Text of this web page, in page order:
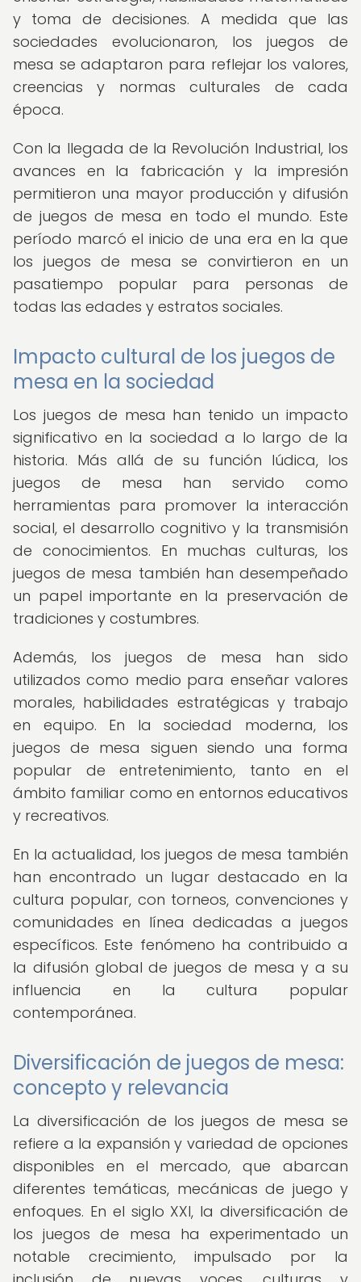
y toma de decisiones. A medida que las
sociedades evolucionaron, los juegos de
mesa se adaptaron para reflejar los valores,
creencias y normas culturales de cada
época.
Con la llegada de la Revolución Industrial, los
avances en la fabricación y la impresión
permitieron una mayor producción y difusión
de juegos de mesa en todo el mundo. Este
período marcó el inicio de una era en la que
los juegos de mesa se convirtieron en un
pasatiempo popular para personas de
todas las edades y estratos sociales.
Impacto cultural de los juegos de
mesa en la sociedad
Los juegos de mesa han tenido un impacto
significativo en la sociedad a lo largo de la
historia. Más allá de su función lúdica, los
juegos de mesa han servido como
herramientas para promover la interacción
social, el desarrollo cognitivo y la transmisión
de conocimientos. En muchas culturas, los
juegos de mesa también han desempeñado
un papel importante en la preservación de
tradiciones y costumbres.
Además, los juegos de mesa han sido
utilizados como medio para enseñar valores
morales, habilidades estratégicas y trabajo
en equipo. En la sociedad moderna, los
juegos de mesa siguen siendo una forma
popular de entretenimiento, tanto en el
ámbito familiar como en entornos educativos
y recreativos.
En la actualidad, los juegos de mesa también
han encontrado un lugar destacado en la
cultura popular, con torneos, convenciones y
comunidades en línea dedicadas a juegos
específicos. Este fenómeno ha contribuido a
la difusión global de juegos de mesa y a su
influencia en la cultura popular
contemporánea.
Diversificación de juegos de mesa:
concepto y relevancia
La diversificación de los juegos de mesa se
refiere a la expansión y variedad de opciones
disponibles en el mercado, que abarcan
diferentes temáticas, mecánicas de juego y
enfoques. En el siglo XXI, la diversificación de
los juegos de mesa ha experimentado un
notable crecimiento, impulsado por la